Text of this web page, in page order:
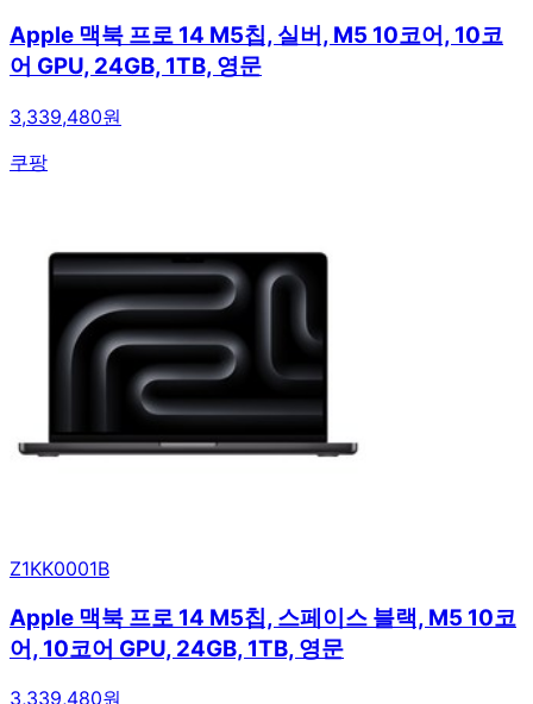
Apple 맥북 프로 14 M5칩, 실버, M5 10코어, 10코
어 GPU, 24GB, 1TB, 영문
3,339,480원
쿠팡
Z1KK0001B
Apple 맥북 프로 14 M5칩, 스페이스 블랙, M5 10코
어, 10코어 GPU, 24GB, 1TB, 영문
3,339,480원